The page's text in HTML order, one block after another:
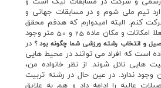
تيم ملي شوم و در مسابقات جهاني و
توكيو 2024 شركت كنم. البته اميدوارم كه هدفم محقق
شود زيرا در شهر اهواز فعلا امكانات و مكان ماده 25 و 50 متر وجود
و انتخاب رشته ورزشي شما چگونه بود ؟در
است كه افراد مي توانند در محيط هايي
هايي نائل شوند. از نظر خانواده من،
وجود ندارد. در عين حال در رشته تربيت
عاليه را ادامه داد و هم به علايق